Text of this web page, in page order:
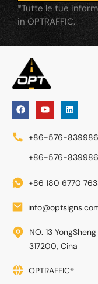
*Tutte le tue
in OPTRAFFIC.
+86-576-
+86-576-
+86 180 6770
NO. 13
317200, Cina
OPTRAFFIC®